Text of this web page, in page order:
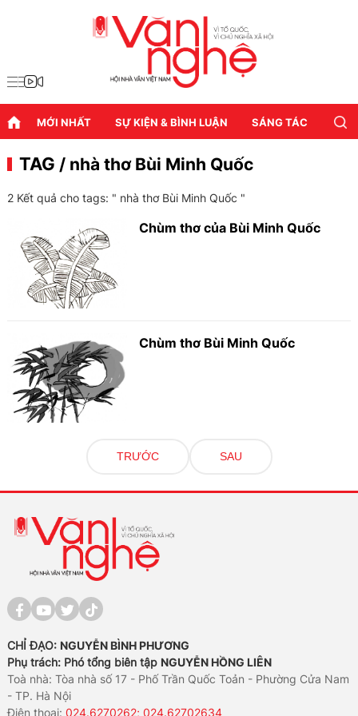
MỚI NHẤT SỰ KIỆN & BÌNH LUẬN SÁNG TÁC
TAG / nhà thơ Bùi Minh Quốc
2 Kết quả cho tags: " nhà thơ Bùi Minh Quốc "
Chùm thơ của Bùi Minh Quốc
Chùm thơ Bùi Minh Quốc
TRƯỚC SAU
CHỈ ĐẠO: NGUYỄN BÌNH PHƯƠNG
Phụ trách: Phó tổng biên tập NGUYỄN HỒNG LIÊN
Toà nhà: Tòa nhà số 17 - Phố Trần Quốc Toản - Phường Cửa Nam
- TP. Hà Nội
Điện thoại:024.6270262; 024.62702634